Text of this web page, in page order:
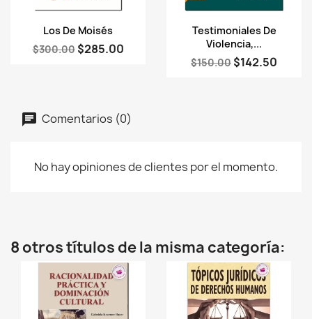
Vista rápida
Los De Moisés
$300.00 $285.00
Vista rápida
Testimoniales De
Violencia,...
$150.00 $142.50
Comentarios (0)
No hay opiniones de clientes por el momento.
8 otros títulos de la misma categoría: